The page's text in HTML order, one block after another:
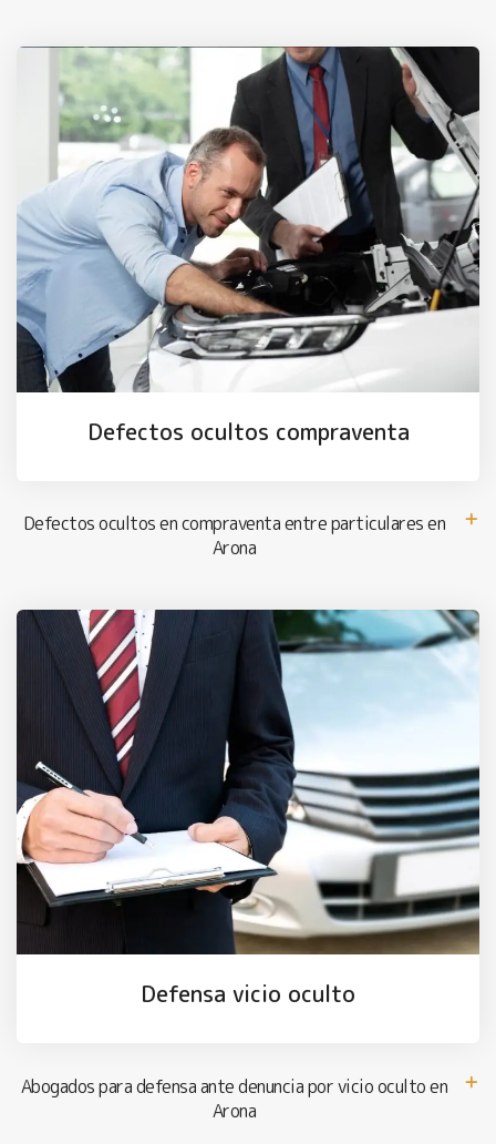
Defectos ocultos compraventa
Defectos ocultos en compraventa entre particulares en
Arona
Defensa vicio oculto
Abogados para defensa ante denuncia por vicio oculto en
Arona